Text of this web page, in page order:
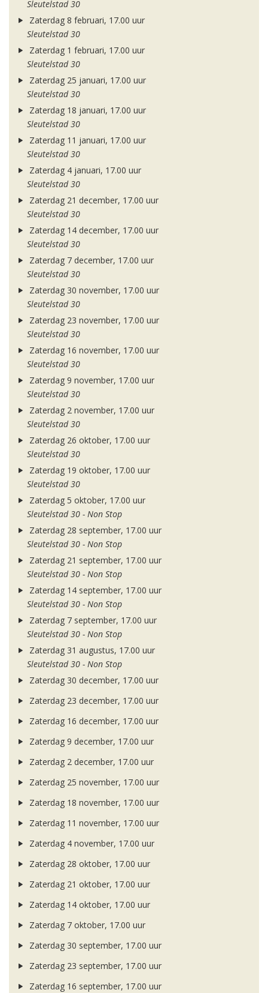
Sleutelstad 30
Zaterdag 8 februari, 17.00 uur
Sleutelstad 30
Zaterdag 1 februari, 17.00 uur
Sleutelstad 30
Zaterdag 25 januari, 17.00 uur
Sleutelstad 30
Zaterdag 18 januari, 17.00 uur
Sleutelstad 30
Zaterdag 11 januari, 17.00 uur
Sleutelstad 30
Zaterdag 4 januari, 17.00 uur
Sleutelstad 30
Zaterdag 21 december, 17.00 uur
Sleutelstad 30
Zaterdag 14 december, 17.00 uur
Sleutelstad 30
Zaterdag 7 december, 17.00 uur
Sleutelstad 30
Zaterdag 30 november, 17.00 uur
Sleutelstad 30
Zaterdag 23 november, 17.00 uur
Sleutelstad 30
Zaterdag 16 november, 17.00 uur
Sleutelstad 30
Zaterdag 9 november, 17.00 uur
Sleutelstad 30
Zaterdag 2 november, 17.00 uur
Sleutelstad 30
Zaterdag 26 oktober, 17.00 uur
Sleutelstad 30
Zaterdag 19 oktober, 17.00 uur
Sleutelstad 30
Zaterdag 5 oktober, 17.00 uur
Sleutelstad 30 - Non Stop
Zaterdag 28 september, 17.00 uur
Sleutelstad 30 - Non Stop
Zaterdag 21 september, 17.00 uur
Sleutelstad 30 - Non Stop
Zaterdag 14 september, 17.00 uur
Sleutelstad 30 - Non Stop
Zaterdag 7 september, 17.00 uur
Sleutelstad 30 - Non Stop
Zaterdag 31 augustus, 17.00 uur
Sleutelstad 30 - Non Stop
Zaterdag 30 december, 17.00 uur
Zaterdag 23 december, 17.00 uur
Zaterdag 16 december, 17.00 uur
Zaterdag 9 december, 17.00 uur
Zaterdag 2 december, 17.00 uur
Zaterdag 25 november, 17.00 uur
Zaterdag 18 november, 17.00 uur
Zaterdag 11 november, 17.00 uur
Zaterdag 4 november, 17.00 uur
Zaterdag 28 oktober, 17.00 uur
Zaterdag 21 oktober, 17.00 uur
Zaterdag 14 oktober, 17.00 uur
Zaterdag 7 oktober, 17.00 uur
Zaterdag 30 september, 17.00 uur
Zaterdag 23 september, 17.00 uur
Zaterdag 16 september, 17.00 uur